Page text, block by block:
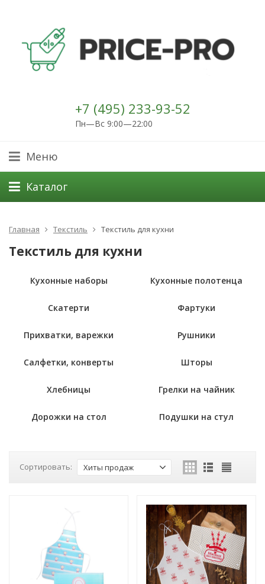
+7 (495) 233-93-52
Пн—Вс 9:00—22:00
Меню
Каталог
Главная Текстиль Текстиль для кухни
Текстиль для кухни
Кухонные наборы Кухонные полотенца
Скатерти Фартуки
Прихватки, варежки Рушники
Салфетки, конверты Шторы
Хлебницы Грелки на чайник
Дорожки на стол Подушки на стул
Сортировать: Хиты продаж